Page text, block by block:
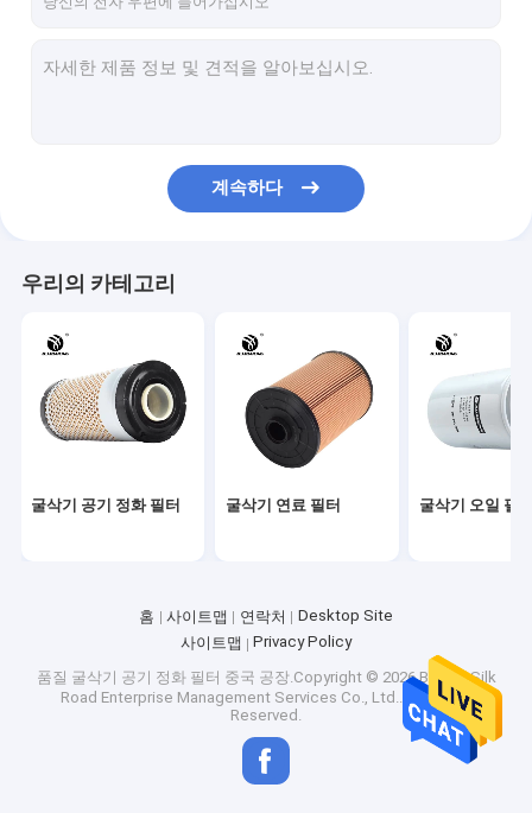
계속하다
우리의 카테고리
굴삭기 공기 정화 필터 굴삭기 연료 필터 굴삭기 오일 필
홈 사이트맵 연락처
Desktop Site
사이트맵
Privacy Policy
품질 굴삭기 공기 정화 필터 중국 공장.Copyright © 2026 Beijing Silk
Road Enterprise Management Services Co., Ltd.. All Rights
Reserved.